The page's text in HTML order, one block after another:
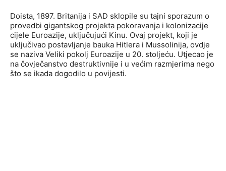
Doista, 1897. Britanija i SAD sklopile su tajni sporazum o
provedbi gigantskog projekta pokoravanja i kolonizacije
cijele Euroazije, uključujući Kinu. Ovaj projekt, koji je
uključivao postavljanje bauka Hitlera i Mussolinija, ovdje
se naziva Veliki pokolj Euroazije u 20. stoljeću. Utjecao je
na čovječanstvo destruktivnije i u većim razmjerima nego
što se ikada dogodilo u povijesti.